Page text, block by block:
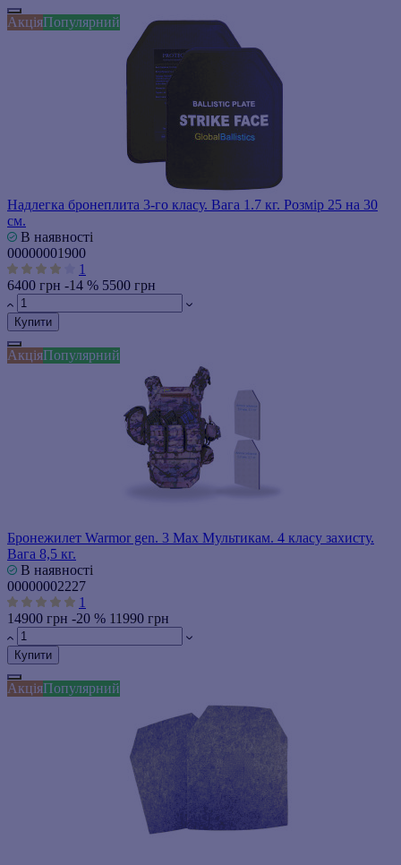
АкціяПопулярний
Надлегка бронеплита 3-го класу. Вага 1.7 кг. Розмір 25 на 30
см.
В наявності
00000001900
1
6400 грн -14 % 5500 грн
Купити
АкціяПопулярний
Бронежилет Warmor gen. 3 Max Мультикам. 4 класу захисту.
Вага 8,5 кг.
В наявності
00000002227
1
14900 грн -20 % 11990 грн
Купити
АкціяПопулярний